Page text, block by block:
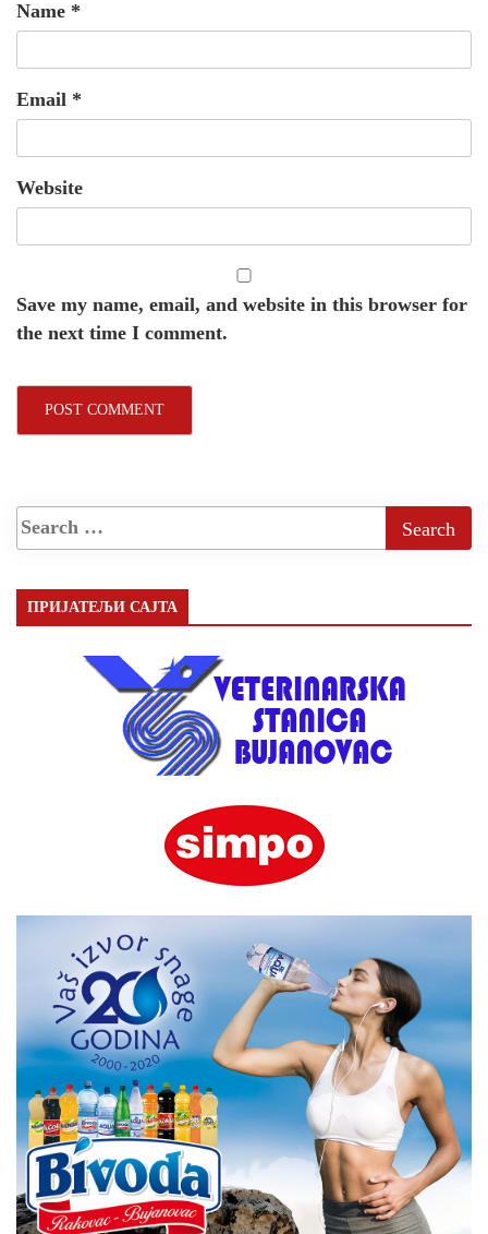
Name *
Email *
Website
Save my name, email, and website in this browser for
the next time I comment.
ПРИЈАТЕЉИ САЈТА